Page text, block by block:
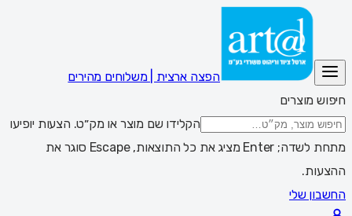
הפצה ארצית | משלוחים מהירים
חיפוש מוצרים
הקלידו שם מוצר או מק״ט. הצעות יופיעו
מתחת לשדה; Enter מציג את כל התוצאות, Escape סוגר את
ההצעות.
החשבון שלי